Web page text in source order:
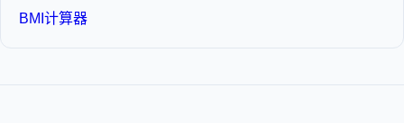
BMI计算器